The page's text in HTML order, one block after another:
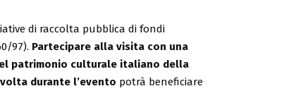
di raccolta pubblica di fondi
97). Partecipare alla visita con una
patrimonio culturale italiano della
durante l’evento potrà beneficiare